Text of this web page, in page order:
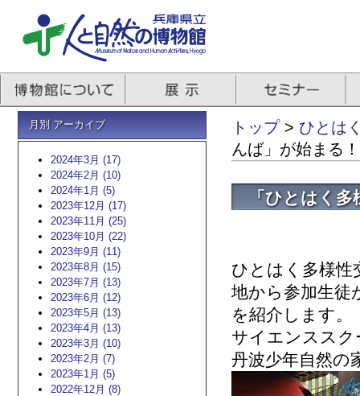
月別 アーカイブ
2024年3月 (17)
2024年2月 (10)
2024年1月 (5)
2023年12月 (17)
2023年11月 (25)
2023年10月 (22)
2023年9月 (11)
2023年8月 (15)
2023年7月 (13)
2023年6月 (12)
2023年5月 (13)
2023年4月 (13)
2023年3月 (10)
2023年2月 (7)
2023年1月 (5)
2022年12月 (8)
トップ> ひとは
んば」が始まる！
「ひとはく
ひとはく多様性
地から参加生徒
を紹介します。
サイエンススク
丹波少年自然の